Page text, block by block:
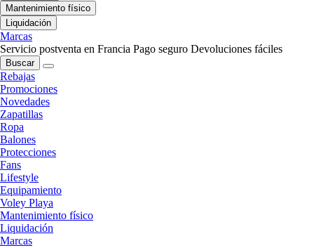
Mantenimiento físico
Liquidación
Marcas
Servicio postventa en Francia Pago seguro Devoluciones fáciles
Buscar
Rebajas
Promociones
Novedades
Zapatillas
Ropa
Balones
Protecciones
Fans
Lifestyle
Equipamiento
Voley Playa
Mantenimiento físico
Liquidación
Marcas